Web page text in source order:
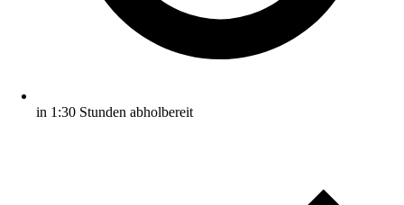
in 1:30 Stunden abholbereit